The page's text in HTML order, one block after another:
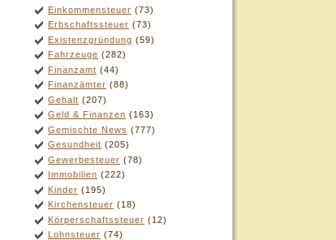
Einkommensteuer (73)
Erbschaftssteuer (73)
Existenzgründung (59)
Fahrzeuge (282)
Finanzamt (44)
Finanzämter (88)
Gehalt (207)
Geld & Finanzen (163)
Gemischte News (777)
Gesundheit (205)
Gewerbesteuer (78)
Immobilien (222)
Kinder (195)
Kirchensteuer (18)
Körperschaftssteuer (12)
Lohnsteuer (74)